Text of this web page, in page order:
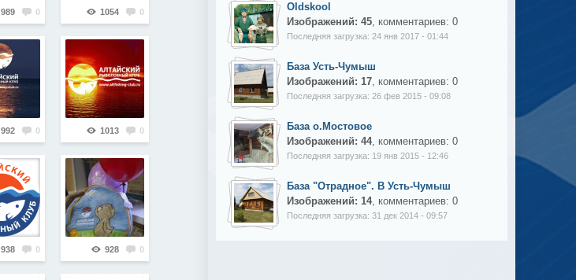
Oldskool
Изображений: 45, комментариев: 0
Последняя загрузка: 24 янв 2017 - 01:44
База Усть-Чумыш
Изображений: 17, комментариев: 0
Последняя загрузка: 26 фев 2015 - 09:08
База о.Мостовое
Изображений: 44, комментариев: 0
Последняя загрузка: 19 янв 2015 - 12:46
База "Отрадное". В Усть-Чумыш
Изображений: 14, комментариев: 0
Последняя загрузка: 31 дек 2014 - 09:57
989 0 1054 0
992 0 1013 0
938 0 928 0